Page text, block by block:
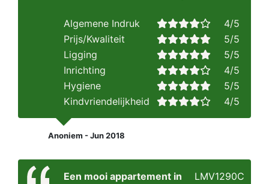
Algemene Indruk
4/5
Prijs/Kwaliteit
5/5
Ligging
5/5
Inrichting
4/5
Hygiene
5/5
Kindvriendelijkheid
4/5
Anoniem - Jun 2018
Een mooi appartement in
LMV1290C